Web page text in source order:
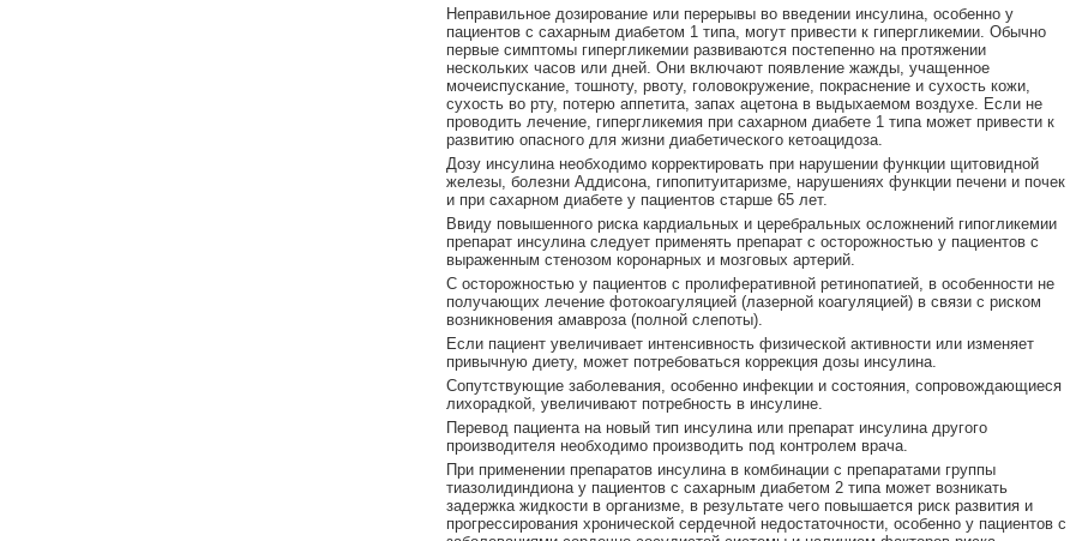
Неправильное дозирование или перерывы во введении инсулина, особенно у
пациентов с сахарным диабетом 1 типа, могут привести к гипергликемии. Обычно
первые симптомы гипергликемии развиваются постепенно на протяжении
нескольких часов или дней. Они включают появление жажды, учащенное
мочеиспускание, тошноту, рвоту, головокружение, покраснение и сухость кожи,
сухость во рту, потерю аппетита, запах ацетона в выдыхаемом воздухе. Если не
проводить лечение, гипергликемия при сахарном диабете 1 типа может привести к
развитию опасного для жизни диабетического кетоацидоза.
Дозу инсулина необходимо корректировать при нарушении функции щитовидной
железы, болезни Аддисона, гипопитуитаризме, нарушениях функции печени и почек
и при сахарном диабете у пациентов старше 65 лет.
Ввиду повышенного риска кардиальных и церебральных осложнений гипогликемии
препарат инсулина следует применять препарат с осторожностью у пациентов с
выраженным стенозом коронарных и мозговых артерий.
С осторожностью у пациентов с пролиферативной ретинопатией, в особенности не
получающих лечение фотокоагуляцией (лазерной коагуляцией) в связи с риском
возникновения амавроза (полной слепоты).
Если пациент увеличивает интенсивность физической активности или изменяет
привычную диету, может потребоваться коррекция дозы инсулина.
Сопутствующие заболевания, особенно инфекции и состояния, сопровождающиеся
лихорадкой, увеличивают потребность в инсулине.
Перевод пациента на новый тип инсулина или препарат инсулина другого
производителя необходимо производить под контролем врача.
При применении препаратов инсулина в комбинации с препаратами группы
тиазолидиндиона у пациентов с сахарным диабетом 2 типа может возникать
задержка жидкости в организме, в результате чего повышается риск развития и
прогрессирования хронической сердечной недостаточности, особенно у пациентов с